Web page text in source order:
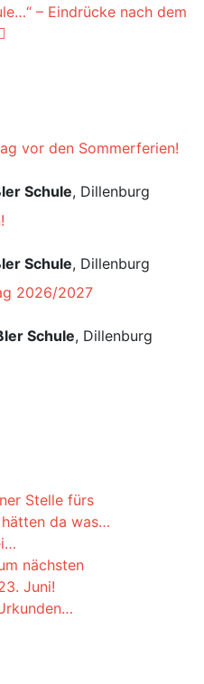
– Eindrücke nach dem
vor den Sommerferien!
Schule, Dillenburg
Schule, Dillenburg
2026/2027
Schule, Dillenburg
Stelle fürs
da was…
nächsten
Juni!